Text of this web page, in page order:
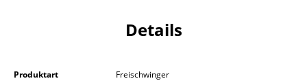
Einzelbetten
Details
Produktart
Freischwinger